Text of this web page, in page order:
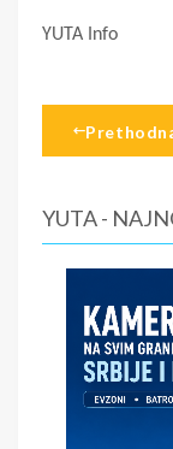
YUTA Info
YUTA -